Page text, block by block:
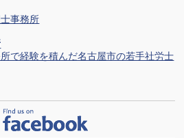
事務所
で経験を積んだ名古屋市の若手社労士